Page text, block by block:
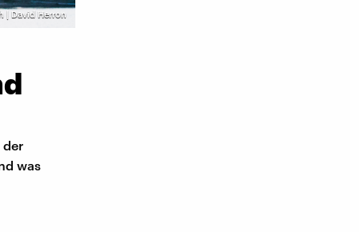
| David Herron
der
was